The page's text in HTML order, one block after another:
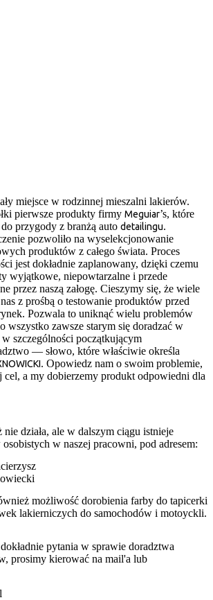
miejsce w rodzinnej mieszalni lakierów.
pierwsze produkty firmy Meguiar’s, które
przygody z branżą auto detailingu.
pozwoliło na wyselekcjonowanie
produktów z całego świata. Proces
jest dokładnie zaplanowany, dzięki czemu
wyjątkowe, niepowtarzalne i przede
przez naszą załogę. Cieszymy się, że wiele
z prośbą o testowanie produktów przed
Pozwala to uniknąć wielu problemów
zawsze starym się doradzać w
szczególności początkującym
— słowo, które właściwie określa
. Opowiedz nam o swoim problemie,
cel, a my dobierzemy produkt odpowiedni dla
działa, ale w dalszym ciągu istnieje
w naszej pracowni, pod adresem:
możliwość dorobienia farby do tapicerki
lakierniczych do samochodów i motoyckli.
pytania w sprawie doradztwa
prosimy kierować na mail'a lub